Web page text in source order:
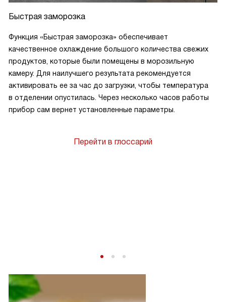
Быстрая заморозка
Функция «Быстрая заморозка» обеспечивает
качественное охлаждение большого количества свежих
продуктов, которые были помещены в морозильную
камеру. Для наилучшего результата рекомендуется
активировать ее за час до загрузки, чтобы температура
в отделении опустилась. Через несколько часов работы
прибор сам вернет установленные параметры.
Перейти в глоссарий